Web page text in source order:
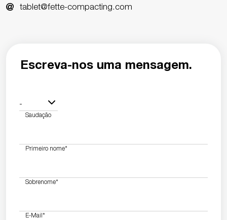
tablet@fette-compacting.com
Escreva-nos uma mensagem.
-
Saudação
Primeiro nome*
Sobrenome*
E-Mail*